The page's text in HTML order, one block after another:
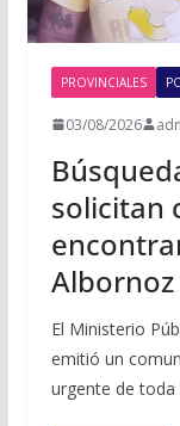
PROVINCIALES
03/08/2026
solicitan
Albornoz
El Ministerio
emitió un
urgente de toda